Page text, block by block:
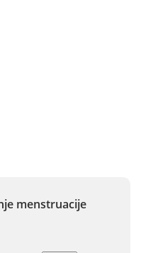
menstruacije